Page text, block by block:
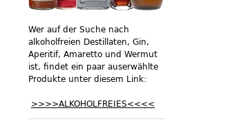
Wer auf der Suche nach
alkoholfreien Destillaten, Gin,
Aperitif, Amaretto und Wermut
ist, findet ein paar auserwählte
Produkte unter diesem Link:
>>>>ALKOHOLFREIES<<<<